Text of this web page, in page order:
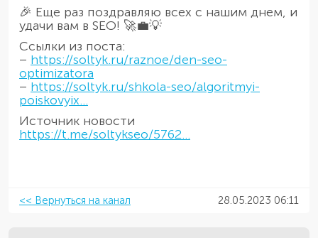
🎉 Еще раз поздравляю всех с нашим днем, и
удачи вам в SEO! 🚀💼💡
Ссылки из поста:
– https://soltyk.ru/raznoe/den-seo-
optimizatora
– https://soltyk.ru/shkola-seo/algoritmyi-
poiskovyix...
Источник новости
https://t.me/soltykseo/5762...
<< Вернуться на канал 28.05.2023 06:11